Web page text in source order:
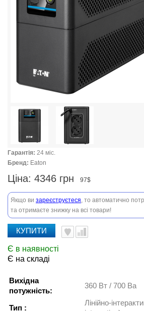
Гарантія: 24 міс.
Бренд: Eaton
Ціна: 4346 грн 97$
Якщо ви зареєструєтеся, то автоматично
та отримаєте знижку на всі товари!
КУПИТИ
Є в наявності
Є на складі
Вихідна
потужність:
360 Вт / 700 Ва
Тип :
Лінійно-